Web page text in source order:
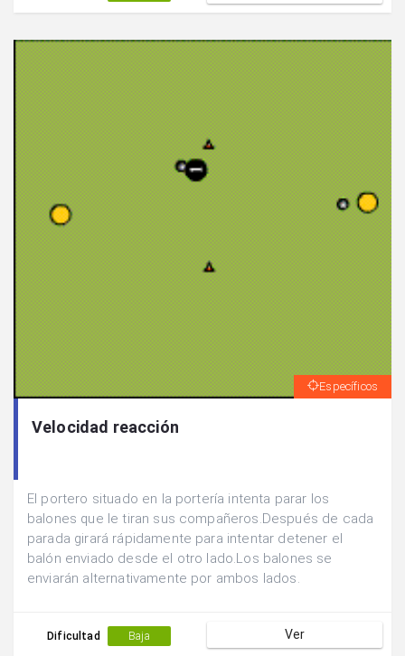
Específicos
Velocidad reacción
El portero situado en la portería intenta parar los
balones que le tiran sus compañeros.Después de cada
parada girará rápidamente para intentar detener el
balón enviado desde el otro lado.Los balones se
enviarán alternativamente por ambos lados.
Dificultad Baja Ver